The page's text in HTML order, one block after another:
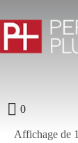
0
Affichage de